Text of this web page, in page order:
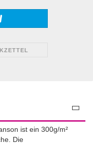
ist ein 300g/m²
Die